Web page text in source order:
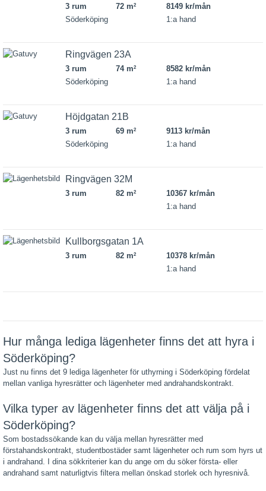
3 rum 72 m2
8149 kr/mån
Söderköping
1:a hand
Ringvägen 23A
3 rum 74 m2
8582 kr/mån
Söderköping
1:a hand
Höjdgatan 21B
3 rum 69 m2
9113 kr/mån
Söderköping
1:a hand
Ringvägen 32M
3 rum 82 m2
10367 kr/mån
1:a hand
Kullborgsgatan 1A
3 rum 82 m2
10378 kr/mån
1:a hand
Hur många lediga lägenheter finns det att hyra i
Söderköping?
Just nu finns det 9 lediga lägenheter för uthyrning i Söderköping fördelat
mellan vanliga hyresrätter och lägenheter med andrahandskontrakt.
Vilka typer av lägenheter finns det att välja på i
Söderköping?
Som bostadssökande kan du välja mellan hyresrätter med
förstahandskontrakt, studentbostäder samt lägenheter och rum som hyrs ut
i andrahand. I dina sökkriterier kan du ange om du söker första- eller
andrahand samt naturligtvis filtera mellan önskad storlek och hyresnivå.